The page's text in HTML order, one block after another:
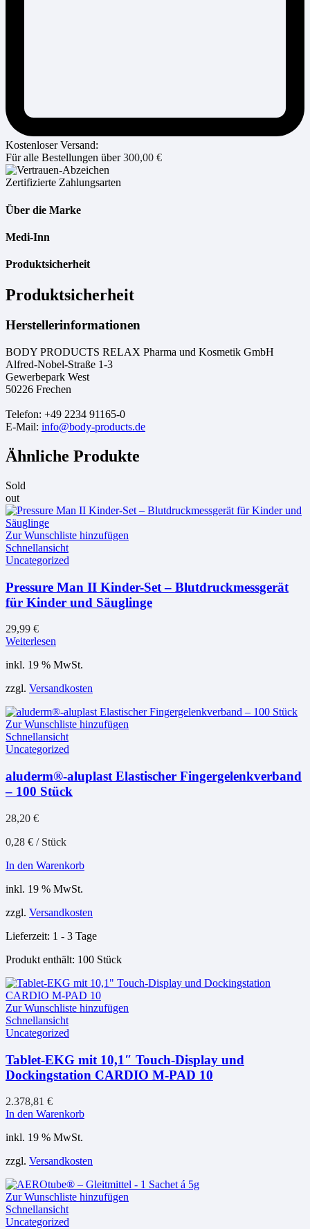
Kostenloser Versand:
Für alle Bestellungen über300,00 €
Zertifizierte Zahlungsarten
Über die Marke
Medi-Inn
Produktsicherheit
Produktsicherheit
Herstellerinformationen
BODY PRODUCTS RELAX Pharma und Kosmetik GmbH
Alfred-Nobel-Straße 1-3
Gewerbepark West
50226 Frechen
Telefon: +49 2234 91165-0
E-Mail: info@body-products.de
Ähnliche Produkte
Sold
out
Zur Wunschliste hinzufügen
Schnellansicht
Uncategorized
Pressure Man II Kinder-Set – Blutdruckmessgerät
für Kinder und Säuglinge
29,99 €
Weiterlesen
inkl. 19 % MwSt.
zzgl. Versandkosten
Zur Wunschliste hinzufügen
Schnellansicht
Uncategorized
aluderm®-aluplast Elastischer Fingergelenkverband
– 100 Stück
28,20 €
0,28 € / Stück
In den Warenkorb
inkl. 19 % MwSt.
zzgl. Versandkosten
Lieferzeit: 1 - 3 Tage
Produkt enthält: 100 Stück
Zur Wunschliste hinzufügen
Schnellansicht
Uncategorized
Tablet-EKG mit 10,1″ Touch-Display und
Dockingstation CARDIO M-PAD 10
2.378,81 €
In den Warenkorb
inkl. 19 % MwSt.
zzgl. Versandkosten
Zur Wunschliste hinzufügen
Schnellansicht
Uncategorized